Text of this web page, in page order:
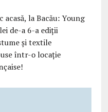
la Bacău: Young
de-a 6-a ediții
și textile
într-o locație